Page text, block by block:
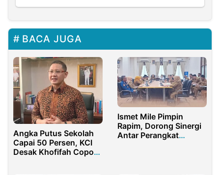
BACA JUGA
Angka Putus Sekolah
Capai 50 Persen, KCI
Desak Khofifah Copot
Ismet Mile Pimpin
Rapim, Dorong Sinergi
Antar Perangkat